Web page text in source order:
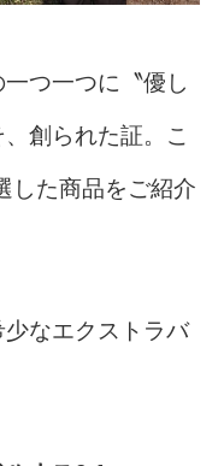
つ一つに〝優し
創られた証。こ
した商品をご紹介
なエクストラバ